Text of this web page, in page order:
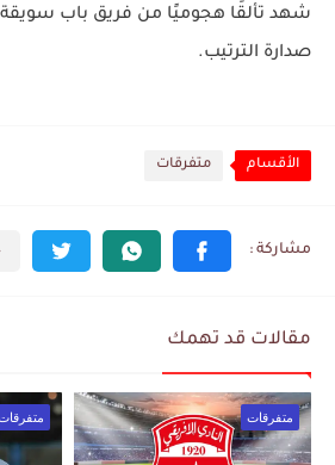
شهد تألقًا هجوميًا من فريق باب سويقة
صدارة الترتيب.
الأقسام متفرقات
مقالات قد تهمك
متفرقات